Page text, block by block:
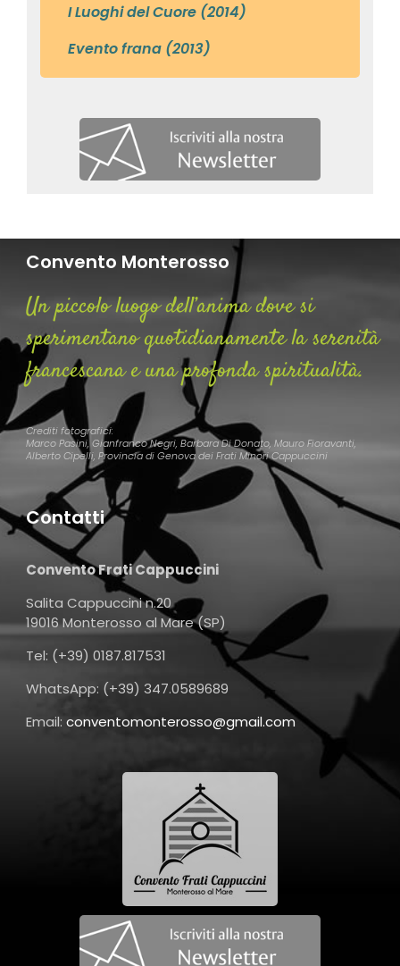
I Luoghi del Cuore (2014)
Evento frana (2013)
Convento Monterosso
Un piccolo luogo dell’anima dove si
sperimentano quotidianamente la serenità
francescana e una profonda spiritualità.
Crediti fotografici:
Marco Pasini, Gianfranco Negri, Barbara Di Donato, Mauro Fioravanti,
Alberto Cipelli, Provincia di Genova dei Frati Minori Cappuccini
Contatti
Convento Frati Cappuccini
Salita Cappuccini n.20
19016 Monterosso al Mare (SP)
Tel: (+39) 0187.817531
WhatsApp: (+39) 347.0589689
Email: conventomonterosso@gmail.com